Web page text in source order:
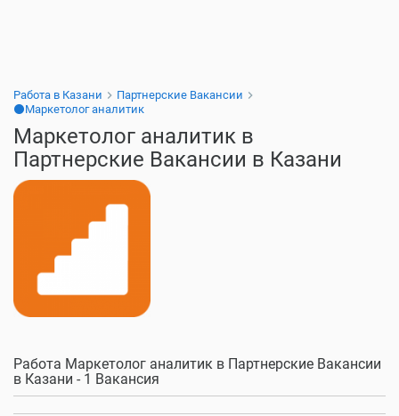
Работа в Казани
Партнерские Вакансии
⚫Маркетолог аналитик
Маркетолог аналитик в
Партнерские Вакансии в Казани
Работа Маркетолог аналитик в Партнерские Вакансии
в Казани - 1 Вакансия